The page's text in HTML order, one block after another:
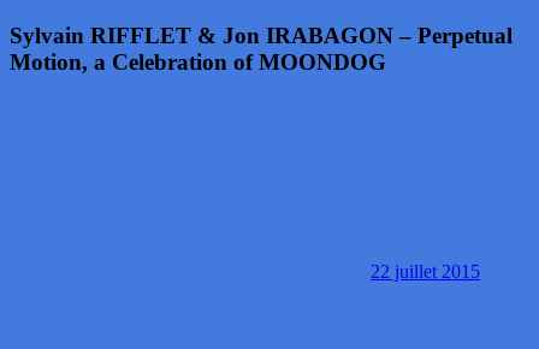
Sylvain RIFFLET & Jon IRABAGON – Perpetual
Motion, a Celebration of MOONDOG
22 juillet 2015